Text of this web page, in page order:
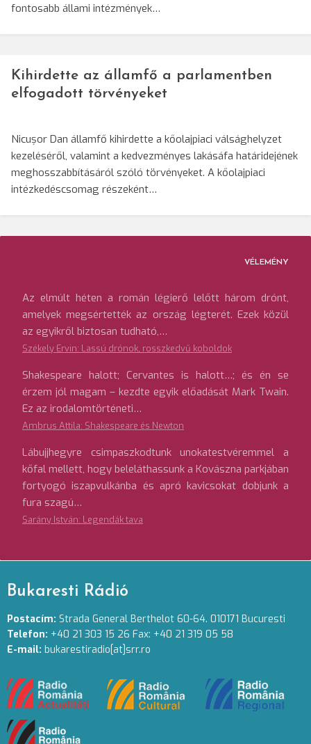
fontosabb állami intézmények…
Kihirdette az államfő a parlamentben
elfogadott törvényeket
Nicușor Dan államfő kihirdette a kőolajpiaci válsághelyzet
kezeléséről, valamint a kedvezményes lakásáfa határidejének
meghosszabbításáról szóló törvényeket. A kőolajpiaci
intézkedéscsomag részeként…
VÉLEMÉNY
Az elmúlt héten a román légierő lelőtt három drónt,
amelyek megsértették az ország légterét. Ezek közül
az egyikről biztosan tudható,…
Székely Ervin: Lassú drónok, rosszkedvű koboldok
Shakespeare halott; Cervantes is halott…; és én se
érzem jól magam – kezdte egyik előadását Mark Twain.
Ez az irodalomtörténeti…
Ambrus Attila: Shakespeare és Newton
Lábujjhegyre csimpaszkodtunk unokatestvéremmel a
kőfal mellett, hogy beleláthassunk a Kovászna parkjában
fortyogó iszapvulkánba és apró kavicsokat dobjunk a
fura szagú…
Sarány István: Legendák tava
Bukaresti Rádió
Postacím: Strada General Berthelot 60-64. 010171 Bucuresti
Telefon: +40 21 303 15 26 Fax: +40 21 319 05 58
E-mail: bukarestiradio[at]srr.ro